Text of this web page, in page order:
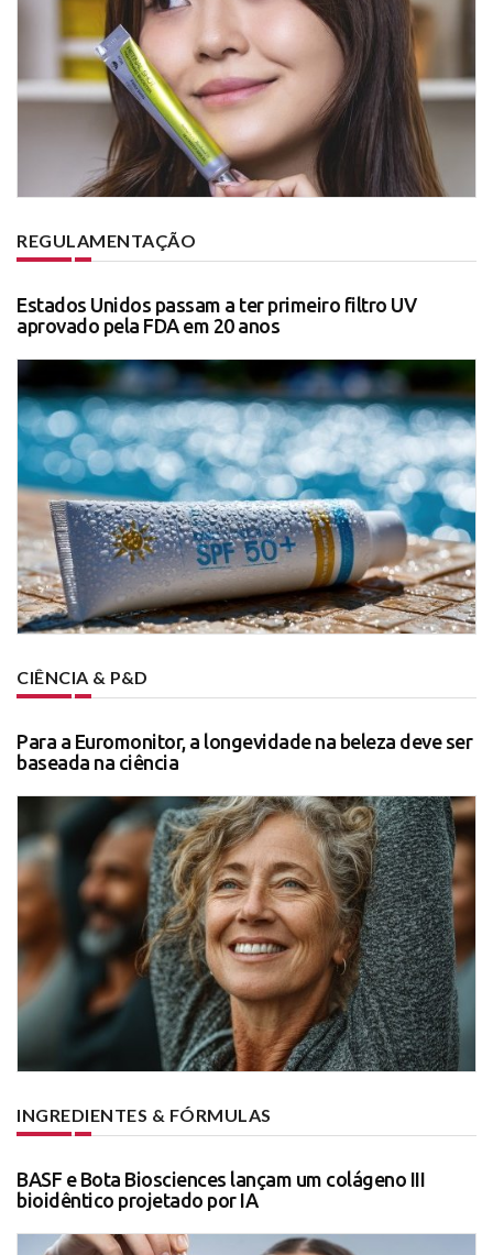
REGULAMENTAÇÃO
Estados Unidos passam a ter primeiro filtro UV
aprovado pela FDA em 20 anos
CIÊNCIA & P&D
Para a Euromonitor, a longevidade na beleza deve ser
baseada na ciência
INGREDIENTES & FÓRMULAS
BASF e Bota Biosciences lançam um colágeno III
bioidêntico projetado por IA